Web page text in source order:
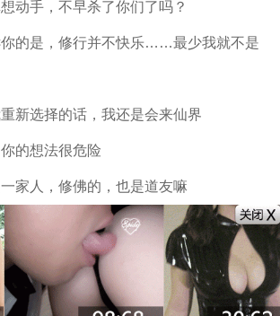
动手，不早杀了你们了吗？
的是，修行并不快乐……最少我就不是
新选择的话，我还是会来仙界
的想法很危险
家人，修佛的，也是道友嘛